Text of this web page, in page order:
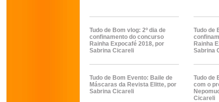
Tudo de Bom vlog: 2º dia de
confinamento do concurso
Rainha Expocafé 2018, por
Sabrina Cicareli
Tudo de
Rainha
Sabrina
Tudo de Bom Evento: Baile de
Máscaras da Revista Elitte, por
Sabrina Cicareli
Tudo de
com o
Cicareli